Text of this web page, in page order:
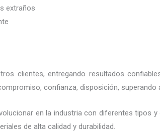
extraños
clientes, entregando resultados
confianza, disposición, superando
en la industria con diferentes tipos y
de alta calidad y durabilidad.